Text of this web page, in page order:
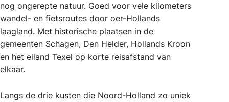
nog ongerepte natuur. Goed voor vele kilometers
wandel- en fietsroutes door oer-Hollands
laagland. Met historische plaatsen in de
gemeenten Schagen, Den Helder, Hollands Kroon
en het eiland Texel op korte reisafstand van
elkaar.
Langs de drie kusten die Noord-Holland zo uniek